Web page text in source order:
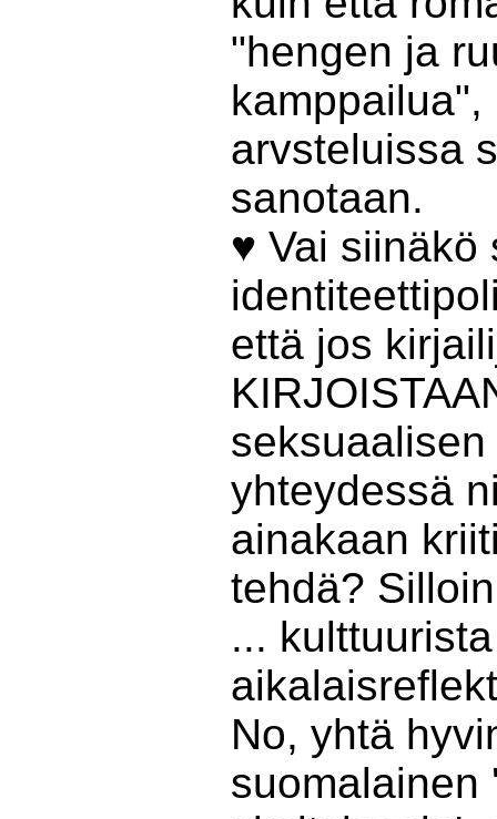
"hengen ja
arvsteluissa
sanotaan.
♥ Vai siinäkö
että jos
yhteydessä
ainakaan
tehdä?
... kulttuurista
No, yhtä
suomalainen